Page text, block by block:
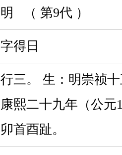
明 （ 第9代 ）
字得日
行三。 生：明崇祯
康熙二十九年（公元
卯首酉趾。